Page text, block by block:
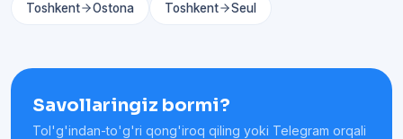
Toshkent Ostona Toshkent Seul
Savollaringiz bormi?
Tol'g'indan-to'g'ri qong'iroq qiling yoki Telegram orqali